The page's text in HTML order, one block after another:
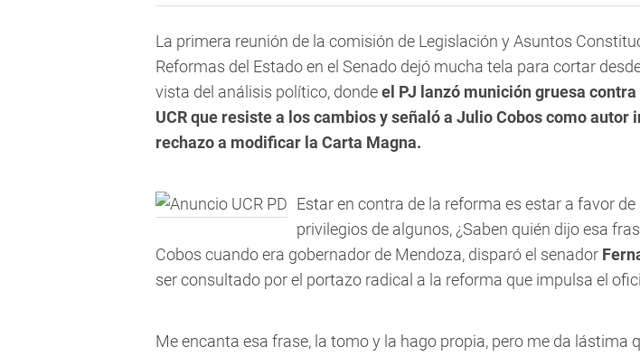
La primera reunión de la comisión de Legislación y Asuntos
Reformas del Estado en el Senado dejó mucha tela para cortar
vista del análisis político, dondeel PJ lanzó munición gruesa
UCR que resiste a los cambios y señaló a Julio Cobos como autor
rechazo a modificar la Carta Magna.
Estar en contra de la reforma es estar a favor
privilegios de algunos, ¿Saben quién dijo esa
Cobos cuando era gobernador de Mendoza, disparó el senador
ser consultado por el portazo radical a la reforma que impulsa el
Me encanta esa frase, la tomo y la hago propia, pero me da lástima